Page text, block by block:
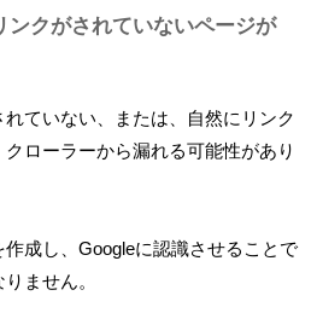
ンクがされていないページが
ていない、または、自然にリンク
ローラーから漏れる可能性があり
成し、Googleに認識させることで
ません。